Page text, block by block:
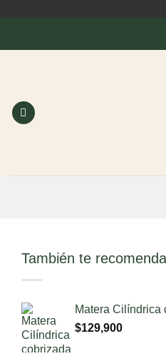
También te
Matera Cilíndrica
$129,900